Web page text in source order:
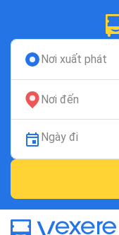
Nơi xuất phát
Nơi đến
Ngày đi